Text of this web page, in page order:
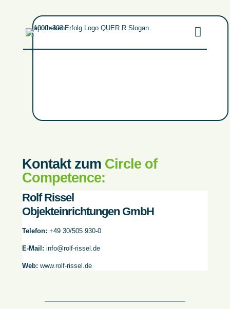
Kontakt zum Circle of
Competence:
Rolf Rissel
Objekteinrichtungen GmbH
Telefon: +49 30/505 930-0
E-Mail: info@rolf-rissel.de
Web: www.rolf-rissel.de